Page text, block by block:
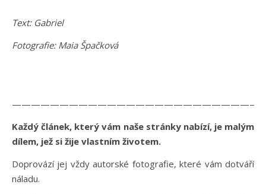
Text: Gabriel
Fotografie: Maia Špačková
Každý článek, který vám naše stránky nabízí, je malým
dílem, jež si žije vlastním životem.
Doprovází jej vždy autorské fotografie, které vám dotváří
náladu.